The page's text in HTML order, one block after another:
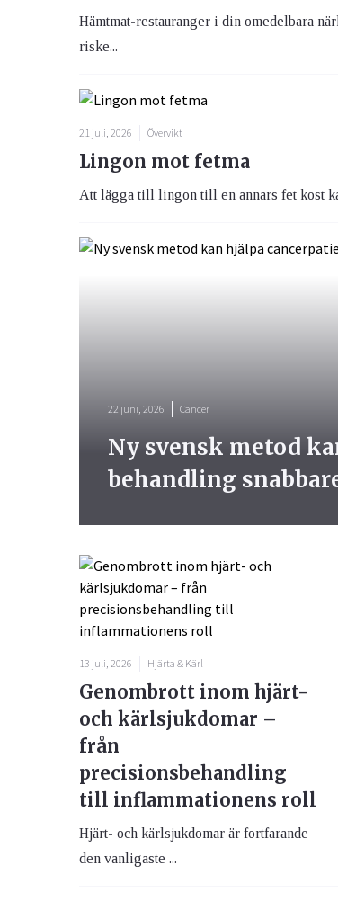
Hämtmat-restauranger i din omedelbara
riske...
21 juli, 2026 Övervikt
Lingon mot fetma
Att lägga till lingon till en annars fet kost
22 juni, 2026 Cancer
Ny svensk metod
behandling
13 juli, 2026 Hjärta & Kärl
Genombrott inom hjärt-
och kärlsjukdomar –
från
precisionsbehandling
till inflammationens roll
Hjärt- och kärlsjukdomar är fortfarande
den vanligaste ...